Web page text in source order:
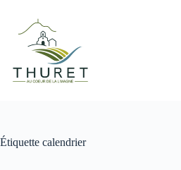
contenu
Étiquette calendrier